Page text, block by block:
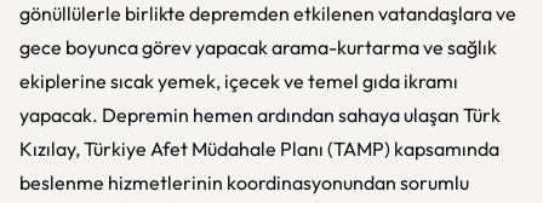
gönüllülerle birlikte depremden etkilenen vatandaşlara ve
gece boyunca görev yapacak arama-kurtarma ve sağlık
ekiplerine sıcak yemek, içecek ve temel gıda ikramı
yapacak. Depremin hemen ardından sahaya ulaşan Türk
Kızılay, Türkiye Afet Müdahale Planı (TAMP) kapsamında
beslenme hizmetlerinin koordinasyonundan sorumlu